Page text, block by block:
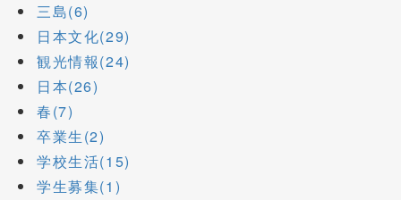
三島(6)
日本文化(29)
観光情報(24)
日本(26)
春(7)
卒業生(2)
学校生活(15)
学生募集(1)